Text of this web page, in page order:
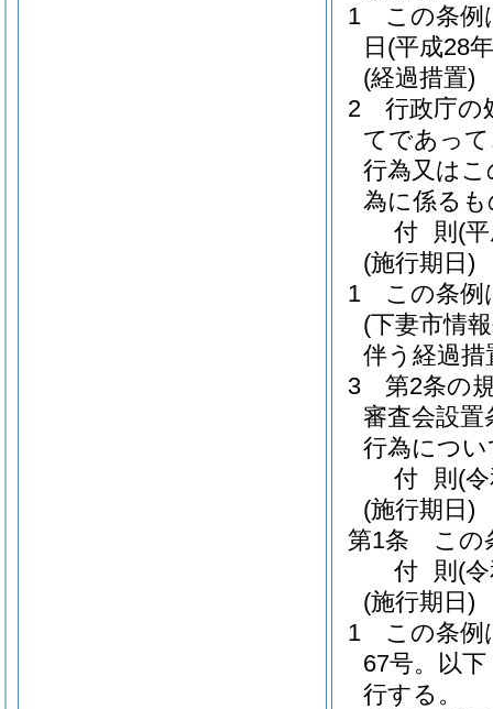
1
この条例
日 (平成28
(経過措置)
2
行政庁の
てであっ
行為又は
為に係る
付 則 (
(施行期日)
1
この条例
(下妻市情
伴う経過措
3
第2条の
審査会設
行為につ
付 則 (
(施行期日)
第1条
この
付 則 (
(施行期日)
1
この条例
67号。以
行する。